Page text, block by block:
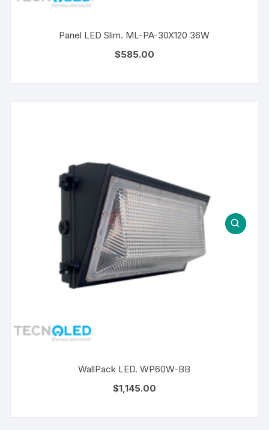
Panel LED Slim. ML-PA-30X120 36W
$585.00
WallPack LED. WP60W-BB
$1,145.00